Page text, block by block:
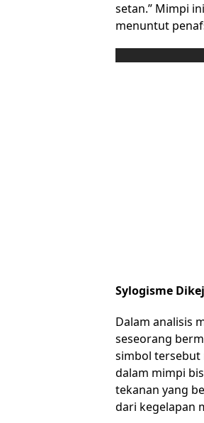
setan.” Mimpi
menuntut
Sylogisme
Dalam analisis
seseorang
simbol tersebut
dalam mimpi
tekanan yang
dari kegelapan